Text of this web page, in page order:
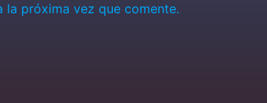
la próxima vez que comente.